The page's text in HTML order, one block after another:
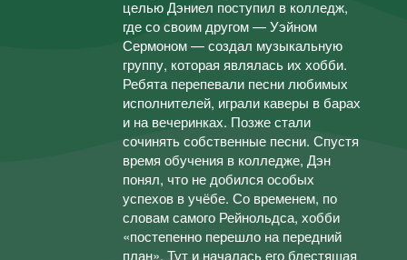
целью Дэниел поступил в колледж,
где со своим другом — Уэйном
Сермоном — создал музыкальную
группу, которая являлась их хобби.
Ребята перепевали песни любимых
исполнителей, играли каверы в барах
и на вечеринках. Позже стали
сочинять собственные песни. Спустя
время обучения в колледже, Дэн
понял, что не добился особых
успехов в учёбе. Со временем, по
словам самого Рейнольдса, хобби
«постепенно перешло на передний
план». Тут и началась его блестящая